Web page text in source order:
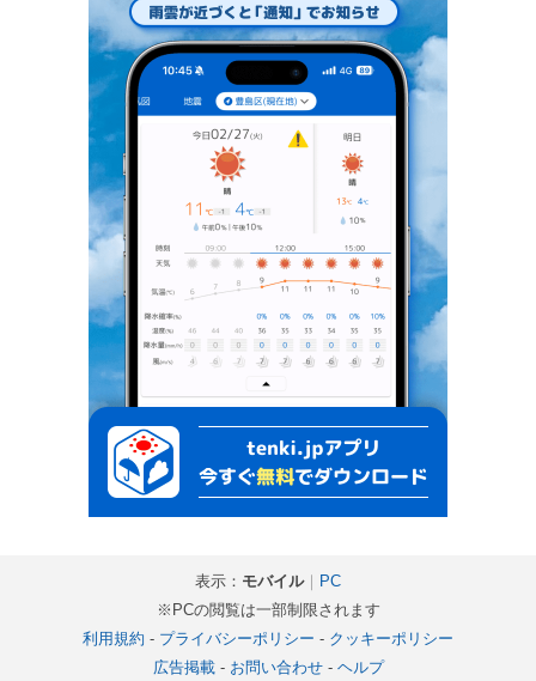
表示： モバイル｜ PC
※PCの閲覧は一部制限されます
利用規約 - プライバシーポリシー - クッキーポリシー
広告掲載- お問い合わせ- ヘルプ